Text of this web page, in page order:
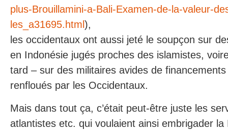
plus-Brouillamini-a-Bali-Examen-de-la-valeur-
les_a31695.html ),
les occidentaux ont aussi jeté le soupçon sur
en Indonésie jugés proches des islamistes,
tard – sur des militaires avides de
renfloués par les Occidentaux.
Mais dans tout ça, c’était peut-être juste les
atlantistes etc. qui voulaient ainsi embrigader